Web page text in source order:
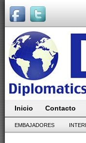
Inicio Contacto
EMBAJADORES